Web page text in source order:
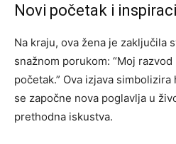
Novi početak i
Na kraju, ova žena je zaključila
snažnom porukom: “Moj
početak.” Ova izjava
se započne nova poglavlja u
prethodna iskustva.